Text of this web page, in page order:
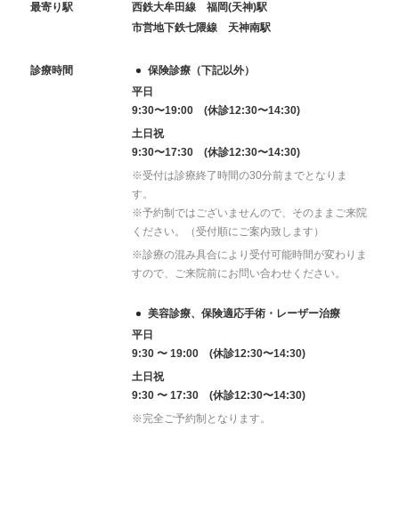
最寄り駅
西鉄大牟田線 福岡(天神)駅
市営地下鉄七隈線 天神南駅
診療時間
保険診療（下記以外）
平日
9:30〜19:00 (休診12:30〜14:30)
土日祝
9:30〜17:30 (休診12:30〜14:30)
※受付は診療終了時間の30分前までとなりま
す。
※予約制ではございませんので、そのままご来院
ください。（受付順にご案内致します）
※診療の混み具合により受付可能時間が変わりま
すので、ご来院前にお問い合わせください。
美容診療、保険適応手術・レーザー治療
平日
9:30 〜 19:00 (休診12:30〜14:30)
土日祝
9:30 〜 17:30 (休診12:30〜14:30)
※完全ご予約制となります。